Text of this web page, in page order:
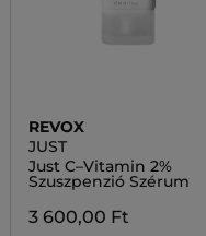
REVOX
JUST
Just C–Vitamin 2%
Szuszpenzió Szérum
3 600,00 Ft